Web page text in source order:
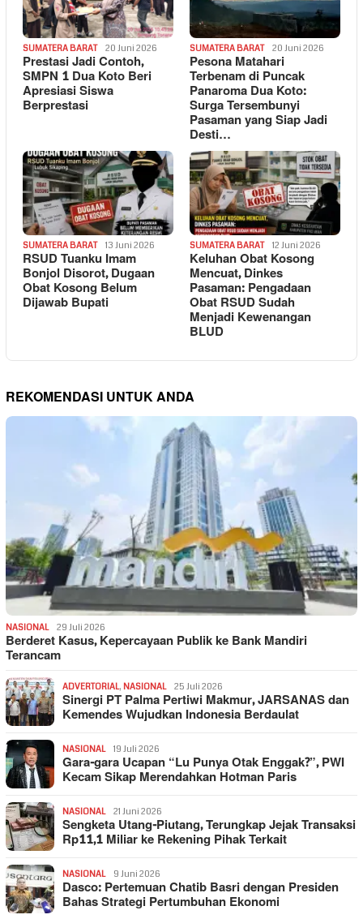
SUMATERA BARAT 20 Juni 2026
Prestasi Jadi Contoh,
SMPN 1 Dua Koto Beri
Apresiasi Siswa
Berprestasi
SUMATERA BARAT 20 Juni 2026
Pesona Matahari
Terbenam di Puncak
Panaroma Dua Koto:
Surga Tersembunyi
Pasaman yang Siap Jadi
Desti…
SUMATERA BARAT 13 Juni 2026
RSUD Tuanku Imam
Bonjol Disorot, Dugaan
Obat Kosong Belum
Dijawab Bupati
SUMATERA BARAT 12 Juni 2026
Keluhan Obat Kosong
Mencuat, Dinkes
Pasaman: Pengadaan
Obat RSUD Sudah
Menjadi Kewenangan
BLUD
REKOMENDASI UNTUK ANDA
NASIONAL 29 Juli 2026
Berderet Kasus, Kepercayaan Publik ke Bank Mandiri
Terancam
ADVERTORIAL, NASIONAL 25 Juli 2026
Sinergi PT Palma Pertiwi Makmur, JARSANAS dan
Kemendes Wujudkan Indonesia Berdaulat
NASIONAL 19 Juli 2026
Gara-gara Ucapan “Lu Punya Otak Enggak?”, PWI
Kecam Sikap Merendahkan Hotman Paris
NASIONAL 21 Juni 2026
Sengketa Utang-Piutang, Terungkap Jejak Transaksi
Rp11,1 Miliar ke Rekening Pihak Terkait
NASIONAL 9 Juni 2026
Dasco: Pertemuan Chatib Basri dengan Presiden
Bahas Strategi Pertumbuhan Ekonomi